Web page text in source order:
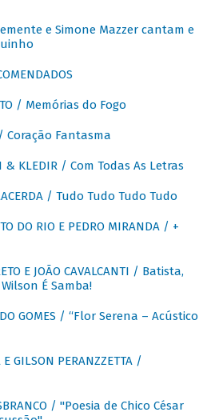
e Simone Mazzer cantam e
/ Memórias do Fogo
Coração Fantasma
& KLEDIR / Com Todas As Letras
/ Tudo Tudo Tudo Tudo
DO RIO E PEDRO MIRANDA / +
E JOÃO CAVALCANTI / Batista,
É Samba!
GOMES / “Flor Serena – Acústico
GILSON PERANZZETTA /
/ "Poesia de Chico César